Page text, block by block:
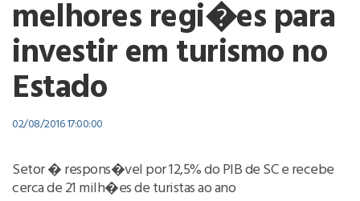
melhores regi�es para
investir em turismo no
Estado
02/08/2016 17:00:00
Setor � respons�vel por 12,5% do PIB de SC e recebe
cerca de 21 milh�es de turistas ao ano